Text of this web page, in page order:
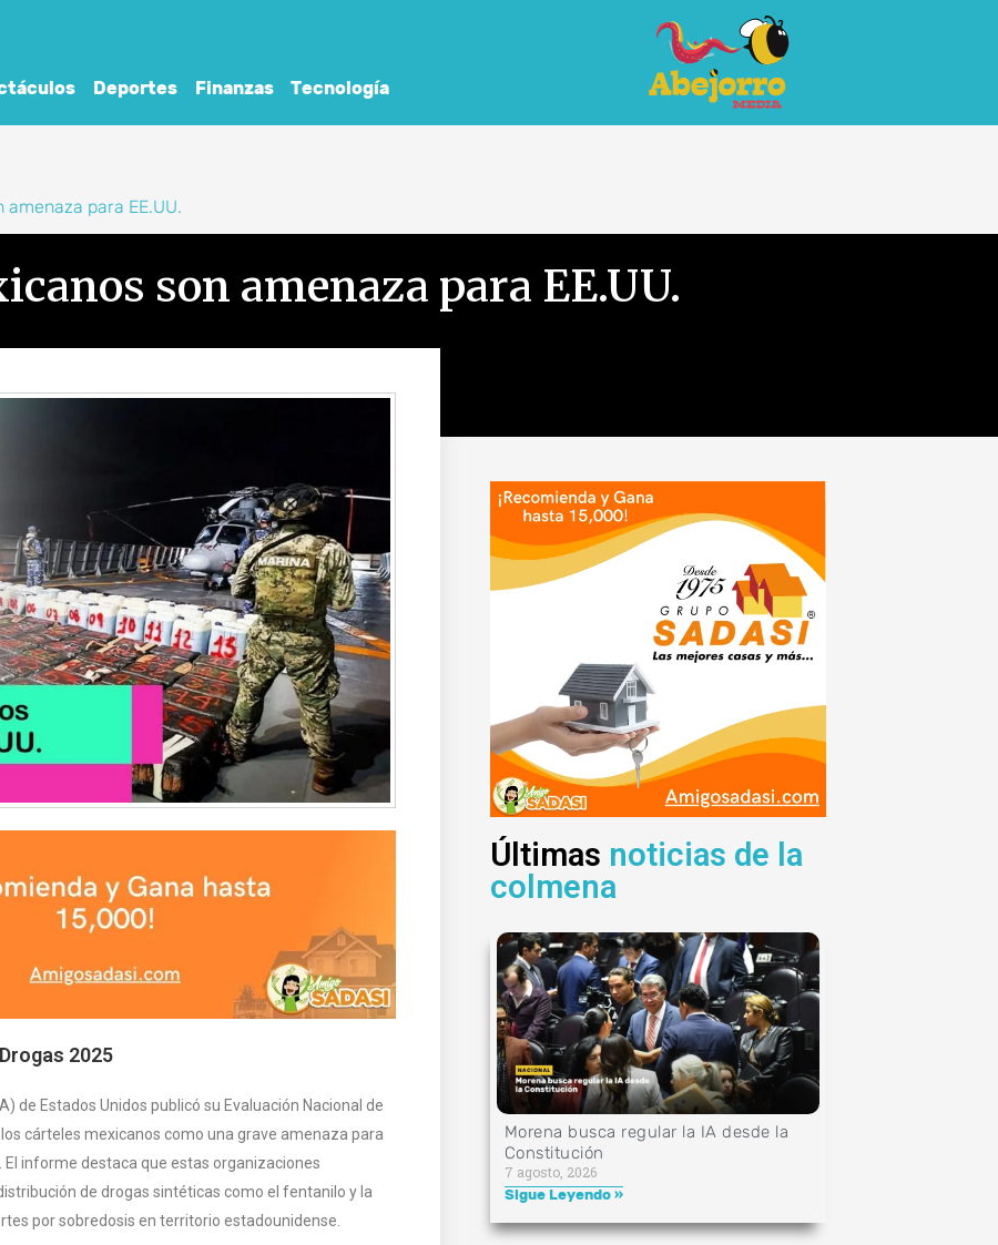
Deportes Finanzas Tecnología
para EE.UU.
son amenaza para EE.UU.
2025
de Estados Unidos publicó su Evaluación Nacional de
cárteles mexicanos como una grave amenaza para
El informe destaca que estas organizaciones
de drogas sintéticas como el fentanilo y la
por sobredosis en territorio estadounidense.
Últimas noticias de la
colmena
Morena busca regular la IA desde la
Constitución
7 agosto, 2026
Sigue Leyendo »